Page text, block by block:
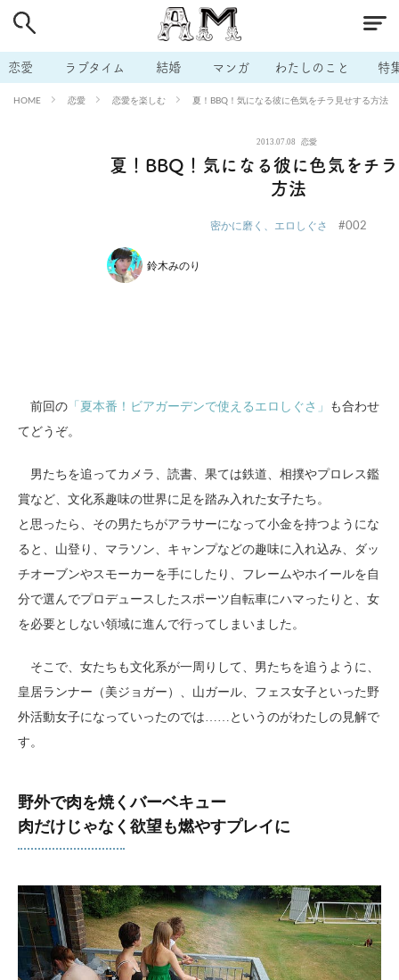
恋愛 ラブタイム 結婚 マンガ わたしのこと 特
HOME 恋愛 恋愛を楽しむ 夏！BBQ！気になる彼に色気をチラ見せする方法
2013.07.08 恋愛
夏！BBQ！気になる彼に色気をチ
方法
密かに磨く、エロしぐさ #002
鈴木みのり
前回の 「夏本番！ビアガーデンで使えるエロしぐさ」
も合わせ
てどうぞ。
男たちを追ってカメラ、読書、果ては鉄道、相撲やプロレス鑑
賞など、文化系趣味の世界に足を踏み入れた女子たち。
と思ったら、その男たちがアラサーになって小金を持つようにな
ると、山登り、マラソン、キャンプなどの趣味に入れ込み、ダッ
チオーブンやスモーカーを手にしたり、フレームやホイールを自
分で選んでプロデュースしたスポーツ自転車にハマったりと、女
を必要としない領域に進んで行ってしまいました。
そこで、女たちも文化系が一周りして、男たちを追うように、
皇居ランナー（美ジョガー）、山ガール、フェス女子といった野
外活動女子になっていったのでは……というのがわたしの見解で
す。
野外で肉を焼くバーベキュー
肉だけじゃなく欲望も燃やすプレイに
# 男の本音 # セフレ # 不倫
# 出会う方法 # マッチングアプリ # ラブグッズ # 体の相